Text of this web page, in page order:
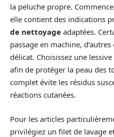
la peluche propre.
elle contient des indications
de nettoyage adaptées.
passage en machine,
délicat. Choisissez une
afin de protéger la peau des
complet évite les résidus
réactions cutanées.
Pour les articles
privilégiez un filet de lavage